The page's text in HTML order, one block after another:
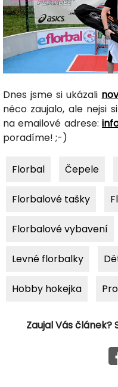
Dnes jsme si ukázali
něco zaujalo, ale nejsi
na emailové adrese:
poradíme! ;-)
Florbal Čepele
Florbalové tašky
Florbalové vybavení
Levné florbalky
Hobby hokejka
Zaujal Vás článek?